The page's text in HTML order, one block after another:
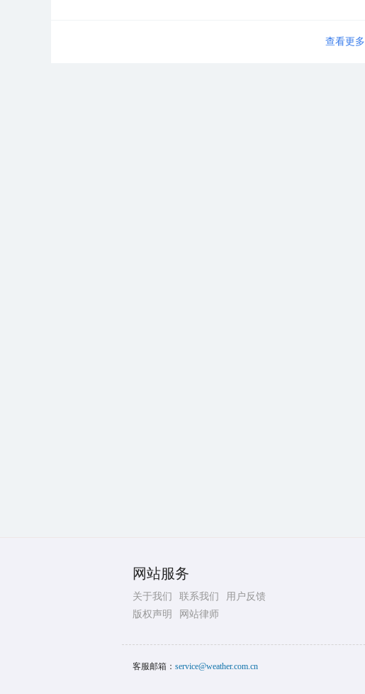
查看更多
网站服务
关于我们 联系我们
用户反馈
版权声明
网站律师
客服邮箱： service@weather.com.cn